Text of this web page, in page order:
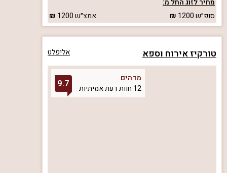
מחיר לזוג החל מ:
סופ״ש1200 אמצ״ש1200
טורקיז אירוח וספא אליפלט
מדהים
12 חוות דעת אמיתיות
9.7